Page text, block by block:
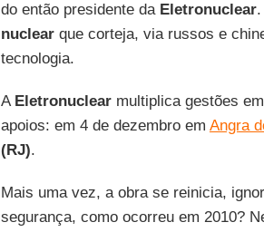
do então presidente da Eletronuclear.
nuclearque corteja, via russos e
tecnologia.
A Eletronuclearmultiplica gestões em
apoios: em 4 de dezembro em Angra
(RJ).
Mais uma vez, a obra se reinicia,
segurança, como ocorreu em 2010?